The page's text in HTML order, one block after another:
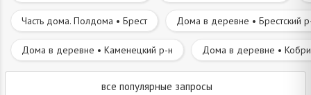
Часть дома. Полдома • Брест Дома в деревне • Брестский
Дома в деревне • Каменецкий р-н Дома в деревне •
все популярные запросы